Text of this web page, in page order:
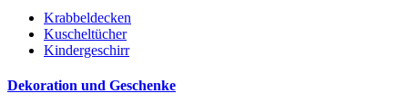
Krabbeldecken
Kuscheltücher
Kindergeschirr
Dekoration und Geschenke